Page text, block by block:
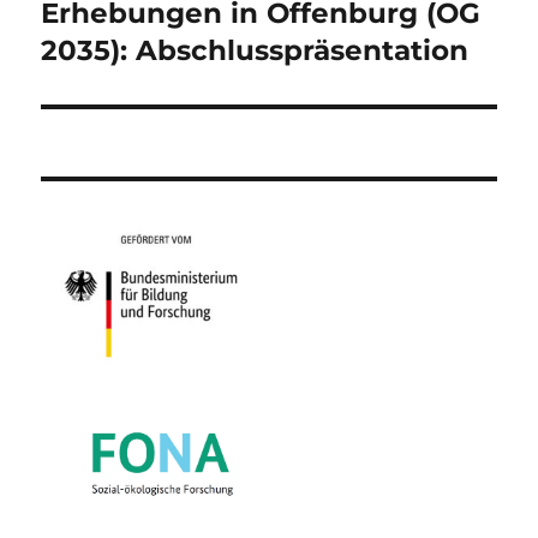
Beitrag:
Erhebungen in Offenburg (OG
2035): Abschlusspräsentation